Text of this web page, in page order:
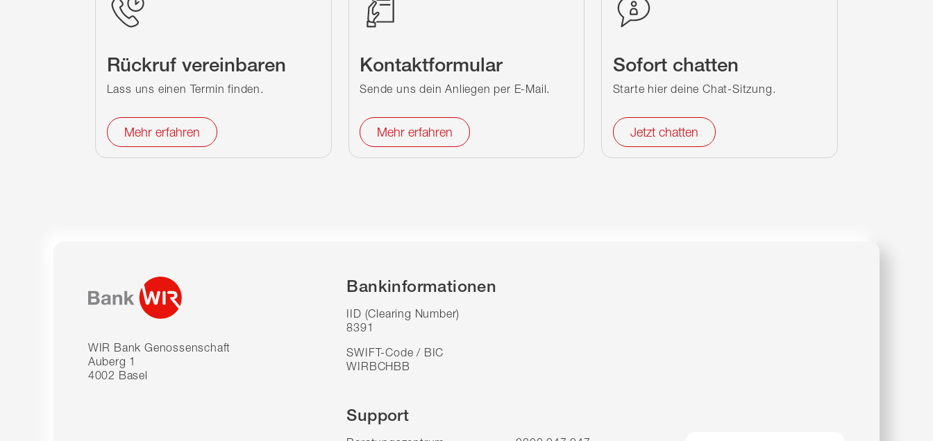
Rückruf vereinbaren
Lass uns einen Termin finden.
Mehr erfahren
Kontaktformular
Sende uns dein Anliegen per E-Mail.
Mehr erfahren
Sofort chatten
Starte hier deine Chat-Sitzung.
Jetzt chatten
WIR Bank Genossenschaft
Auberg 1
4002 Basel
Bankinformationen
IID (Clearing Number)
8391
SWIFT-Code / BIC
WIRBCHBB
Support